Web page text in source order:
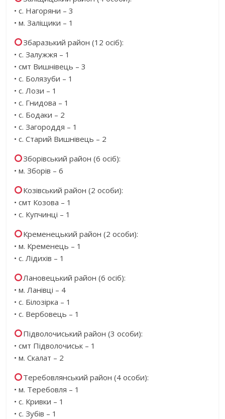
• с. Нагоряни – 3
• м. Заліщики – 1
Збаразький район (12 осіб):
• с. Залужжя – 1
• смт Вишнівець – 3
• с. Болязуби – 1
• с. Лози – 1
• с. Гнидова – 1
• с. Бодаки – 2
• с. Загороддя – 1
• с. Старий Вишнівець – 2
Зборівський район (6 осіб):
• м. Зборів – 6
Козівський район (2 особи):
• смт Козова – 1
• с. Купчинці – 1
Кременецький район (2 особи):
• м. Кременець – 1
• с. Лідихів – 1
Лановецький район (6 осіб):
• м. Ланівці – 4
• с. Білозірка – 1
• с. Вербовець – 1
Підволочиський район (3 особи):
• смт Підволочиськ – 1
• м. Скалат – 2
Теребовлянський район (4 особи):
• м. Теребовля – 1
• с. Кривки – 1
• с. Зубів – 1